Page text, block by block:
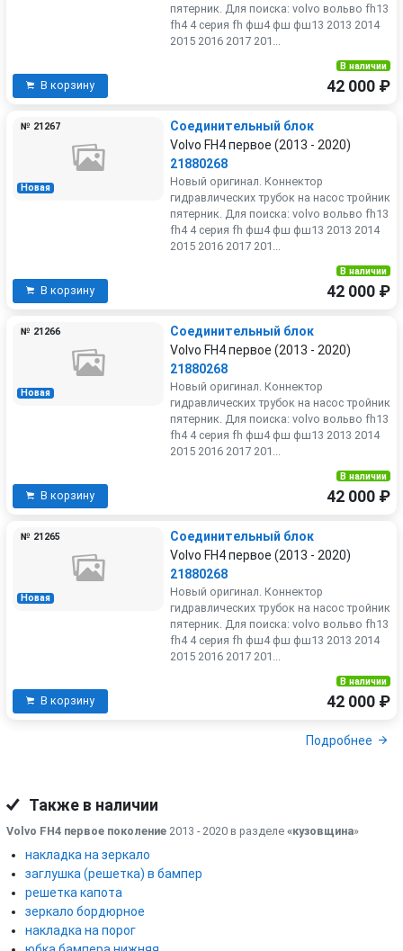
пятерник. Для поиска: volvo вольво fh13
fh4 4 серия fh фш4 фш фш13 2013 2014
2015 2016 2017 201...
В корзину
В наличии
42 000 ₽
Новая
№ 21267
Соединительный блок
Volvo FH4 первое (2013 - 2020)
21880268
Новый оригинал. Коннектор
гидравлических трубок на насос тройник
пятерник. Для поиска: volvo вольво fh13
fh4 4 серия fh фш4 фш фш13 2013 2014
2015 2016 2017 201...
В корзину
В наличии
42 000 ₽
Новая
№ 21266
Соединительный блок
Volvo FH4 первое (2013 - 2020)
21880268
Новый оригинал. Коннектор
гидравлических трубок на насос тройник
пятерник. Для поиска: volvo вольво fh13
fh4 4 серия fh фш4 фш фш13 2013 2014
2015 2016 2017 201...
В корзину
В наличии
42 000 ₽
Новая
№ 21265
Соединительный блок
Volvo FH4 первое (2013 - 2020)
21880268
Новый оригинал. Коннектор
гидравлических трубок на насос тройник
пятерник. Для поиска: volvo вольво fh13
fh4 4 серия fh фш4 фш фш13 2013 2014
2015 2016 2017 201...
В корзину
В наличии
42 000 ₽
Подробнее
Также в наличии
Volvo FH4 первое поколение 2013 - 2020 в разделе «кузовщина»
накладка на зеркало
заглушка (решетка) в бампер
решетка капота
зеркало бордюрное
накладка на порог